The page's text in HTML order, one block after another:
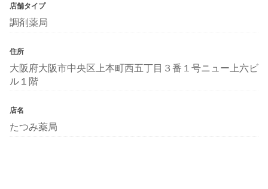
店舗タイプ
調剤薬局
住所
大阪府大阪市中央区上本町西五丁目３番１号ニュー上六ビ
ル１階
店名
たつみ薬局